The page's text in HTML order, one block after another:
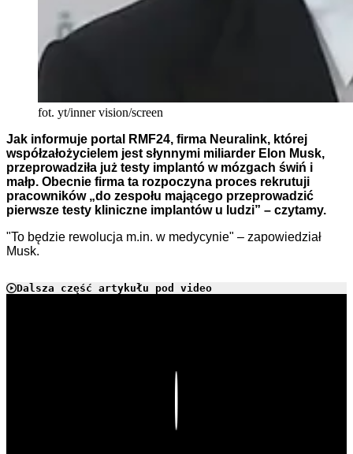
fot. yt/inner vision/screen
Jak informuje portal RMF24, firma Neuralink, której
współzałożycielem jest słynnymi miliarder Elon Musk,
przeprowadziła już testy implantó w mózgach świń i
małp. Obecnie firma ta rozpoczyna proces rekrutuji
pracowników „do zespołu mającego przeprowadzić
pierwsze testy kliniczne implantów u ludzi” – czytamy.
"To będzie rewolucja m.in. w medycynie" – zapowiedział
Musk.
Dalsza część artykułu pod video